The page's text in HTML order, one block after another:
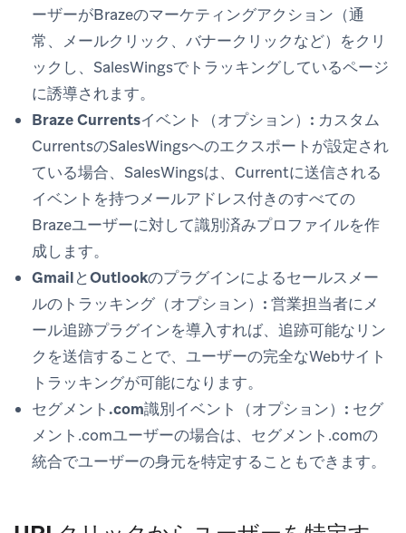
ーザーがBrazeのマーケティングアクション（通
常、メールクリック、バナークリックなど）をクリ
ックし、SalesWingsでトラッキングしているページ
に誘導されます。
Braze Currentsイベント（オプション）: カスタム
CurrentsのSalesWingsへのエクスポートが設定され
ている場合、SalesWingsは、Currentに送信される
イベントを持つメールアドレス付きのすべての
Brazeユーザーに対して識別済みプロファイルを作
成します。
GmailとOutlookのプラグインによるセールスメー
ルのトラッキング（オプション）: 営業担当者にメ
ール追跡プラグインを導入すれば、追跡可能なリン
クを送信することで、ユーザーの完全なWebサイト
トラッキングが可能になります。
セグメント.com識別イベント（オプション）: セグ
メント.comユーザーの場合は、セグメント.comの
統合でユーザーの身元を特定することもできます。